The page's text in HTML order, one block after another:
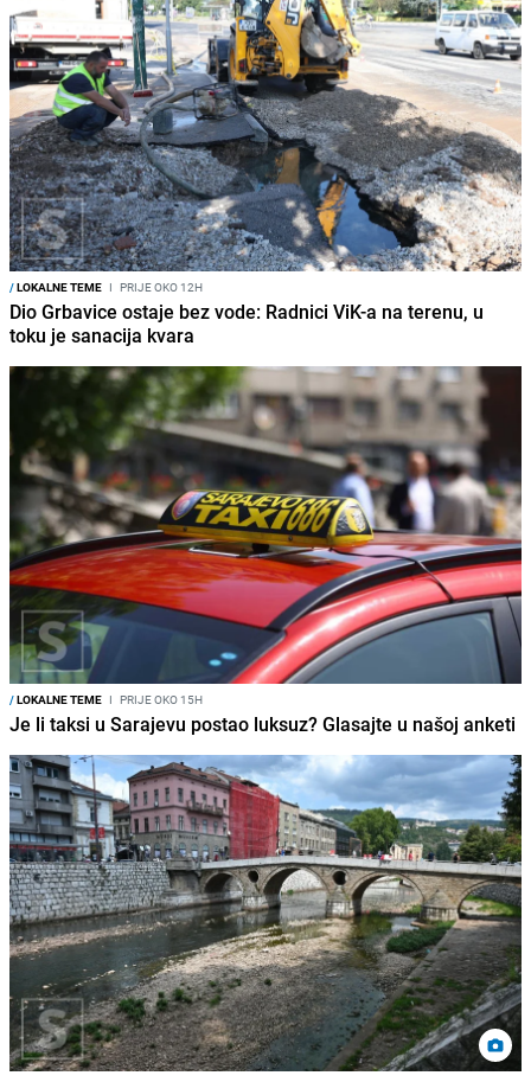
/LOKALNE TEME I PRIJE OKO 12H
Dio Grbavice ostaje bez vode: Radnici ViK-a na terenu, u
toku je sanacija kvara
/LOKALNE TEME I PRIJE OKO 15H
Je li taksi u Sarajevu postao luksuz? Glasajte u našoj anketi